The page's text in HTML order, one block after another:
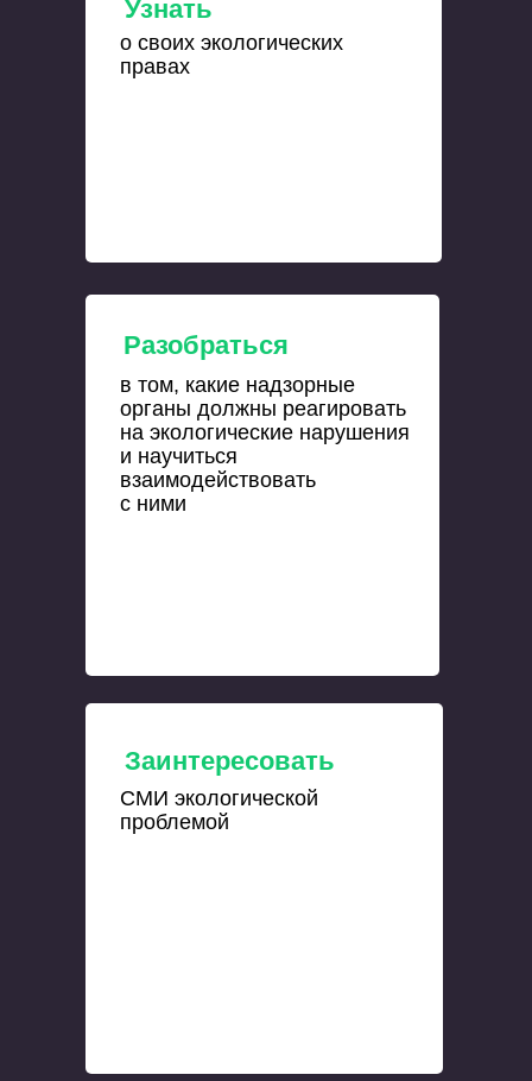
Узнать
Разобраться
Заинтересовать
о своих экологических
правах
в том, какие надзорные
органы должны реагировать
на экологические нарушения
и научиться
взаимодействовать
с ними
СМИ экологической
проблемой